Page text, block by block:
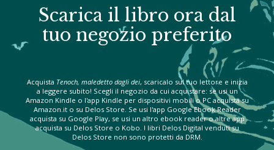
Scarica il libro ora dal
tuo negozio preferito
Acquista Tenoch, maledetto dagli dei, scaricalo sul tuo lettore e inizia
a leggere subito! Scegli il negozio da cui acquistare: se usi un
Amazon Kindle o l'app Kindle per dispositivi mobili o PC acquista su
Amazon.it o su Delos Store. Se usi l'app Google Ebook Reader
acquista su Google Play, se usi un altro ebook reader o altre app
acquista su Delos Store o Kobo. I libri Delos Digital venduti su
Delos Store non sono protetti da DRM.